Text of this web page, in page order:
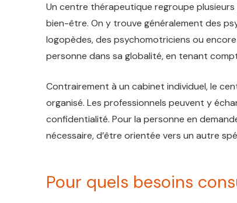
Un centre thérapeutique regroupe
bien-être. On y trouve généralement des
logopèdes, des psychomotriciens ou
personne dans sa globalité, en tenant
Contrairement à un cabinet individuel, le
organisé. Les professionnels peuvent y
confidentialité. Pour la personne en
nécessaire, d’être orientée vers un autre
Pour quels besoins